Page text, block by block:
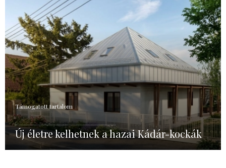
Támogatott tartalom
Új életre kelhetnek a hazai Kádár-kockák